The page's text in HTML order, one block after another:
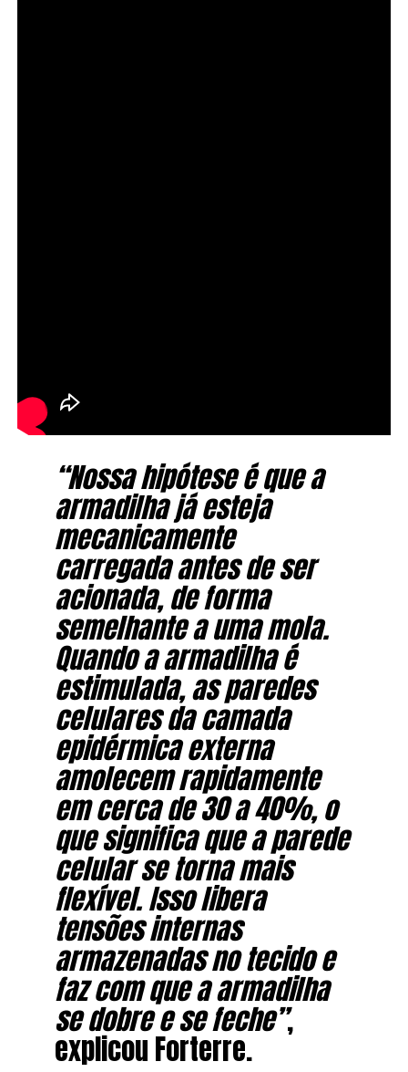
“Nossa hipótese é que a
armadilha já esteja
mecanicamente
carregada antes de ser
acionada, de forma
semelhante a uma mola.
Quando a armadilha é
estimulada, as paredes
celulares da camada
epidérmica externa
amolecem rapidamente
em cerca de 30 a 40%, o
que significa que a parede
celular se torna mais
flexível. Isso libera
tensões internas
armazenadas no tecido e
faz com que a armadilha
se dobre e se feche”,
explicou Forterre.